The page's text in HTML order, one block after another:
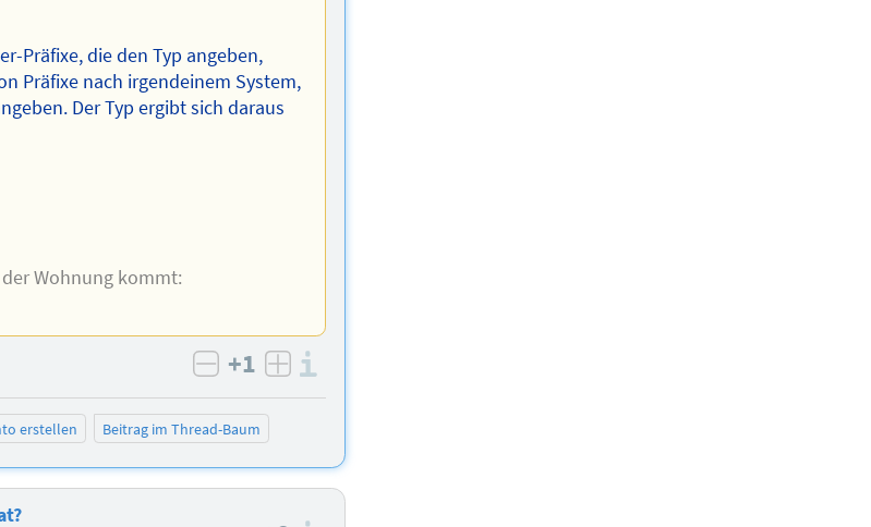
Präfixe, die den Typ angeben,
Präfixe nach irgendeinem System,
Der Typ ergibt sich daraus
Wohnung kommt:
negativ bewerten
+1 positiv bewerten
erstellen Beitrag im Thread-Baum